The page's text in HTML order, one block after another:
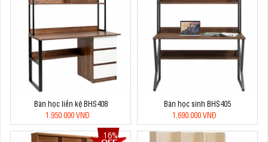
Bàn học liền kệ BHS408
1.950.000 VNĐ
Bàn học sinh BHS405
1.690.000 VNĐ
16%